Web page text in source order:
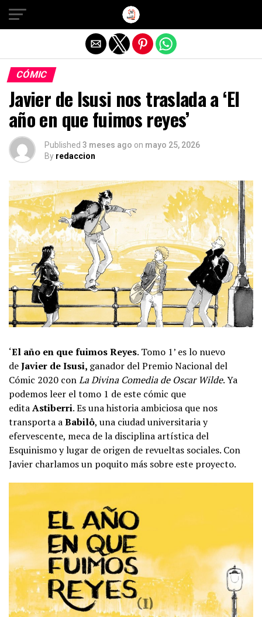
CÓMIC
Javier de Isusi nos traslada a ‘El
año en que fuimos reyes’
Published 3 meses ago on mayo 25, 2026
By redaccion
‘El año en que fuimos Reyes. Tomo 1’ es lo nuevo
deJavier de Isusi, ganador del Premio Nacional del
Cómic 2020 conLa Divina Comedia de Oscar Wilde. Ya
podemos leer el tomo 1 de este cómic que
editaAstiberri. Es una historia ambiciosa que nos
transporta aBabilô, una ciudad universitaria y
efervescente, meca de la disciplina artística del
Esquinismo y lugar de origen de revueltas sociales. Con
Javier charlamos un poquito más sobre este proyecto.
Salir de la versión móvil